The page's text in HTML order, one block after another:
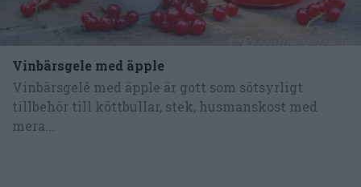
Vinbärsgele med äpple
Vinbärsgelé med äpple är gott som sötsyrligt
tillbehör till köttbullar, stek, husmanskost med
mera...